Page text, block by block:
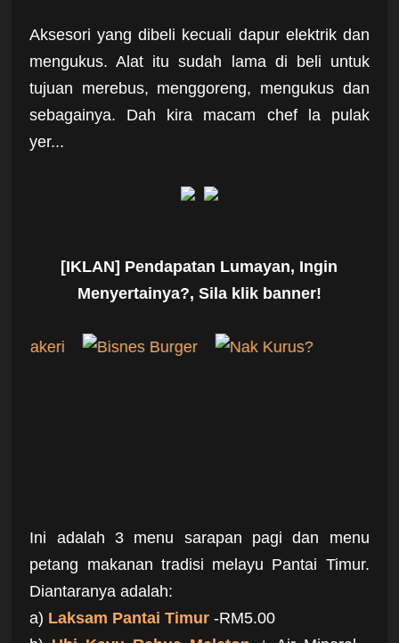
Aksesori yang dibeli kecuali dapur elektrik dan
mengukus. Alat itu sudah lama di beli untuk
tujuan merebus, menggoreng, mengukus dan
sebagainya. Dah kira macam chef la pulak
yer...
[IKLAN] Pendapatan Lumayan, Ingin
Menyertainya?, Sila klik banner!
Ini adalah 3 menu sarapan pagi dan menu
petang makanan tradisi melayu Pantai Timur.
Diantaranya adalah:
a) Laksam Pantai Timur -RM5.00